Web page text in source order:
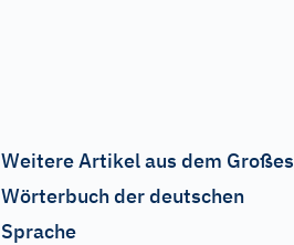
Weitere Artikel aus dem Großes
Wörterbuch der deutschen
Sprache